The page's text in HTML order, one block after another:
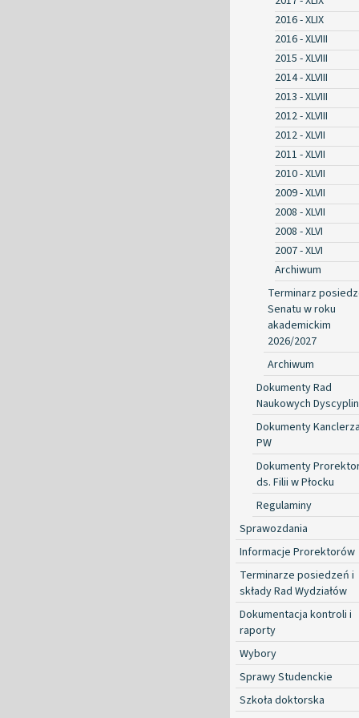
2016 - XLIX
2016 - XLVIII
2015 - XLVIII
2014 - XLVIII
2013 - XLVIII
2012 - XLVIII
2012 - XLVII
2011 - XLVII
2010 - XLVII
2009 - XLVII
2008 - XLVII
2008 - XLVI
2007 - XLVI
Archiwum
Terminarz
Senatu w roku
akademickim
2026/2027
Archiwum
Dokumenty Rad
Naukowych Dyscyplin
Dokumenty
PW
Dokumenty
ds. Filii w Płocku
Regulaminy
Sprawozdania
Informacje Prorektorów
Terminarze posiedzeń i
składy Rad Wydziałów
Dokumentacja kontroli i
raporty
Wybory
Sprawy Studenckie
Szkoła doktorska